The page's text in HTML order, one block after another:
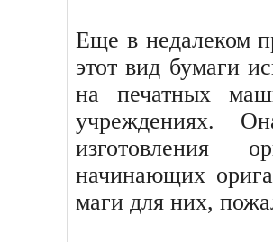
Еще в недалеком
этот вид бумаги
на печатных
учреждениях.
изготовления
начинающих
маги для них,